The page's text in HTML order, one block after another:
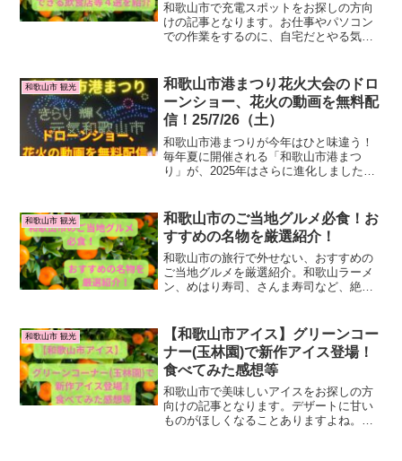
和歌山市で充電スポットをお探しの方向
けの記事となります。お仕事やパソコン
での作業をするのに、自宅だとやる気が
したりテレビを付けたりしてしまいます
泣同じ境遇の方へ、和...
和歌山市 観光
和歌山市港まつり花火大会のドロ
ーンショー、花火の動画を無料配
信！25/7/26（土）
和歌山市港まつりが今年はひと味違う！
毎年夏に開催される「和歌山市港まつ
り」が、2025年はさらに進化しました！
と未来的な光の演出が融合した、まる
で“空に描くアート”。当...
和歌山市 観光
和歌山市のご当地グルメ必食！お
すすめの名物を厳選紹介！
和歌山市の旅行で外せない、おすすめの
ご当地グルメを厳選紹介。和歌山ラーメ
ン、めはり寿司、さんま寿司など、絶品
和歌山市 観光
【和歌山市アイス】グリーンコー
ナー(玉林園)で新作アイス登場！
食べてみた感想等
和歌山市で美味しいアイスをお探しの方
向けの記事となります。デザートに甘い
ものがほしくなることありますよね。